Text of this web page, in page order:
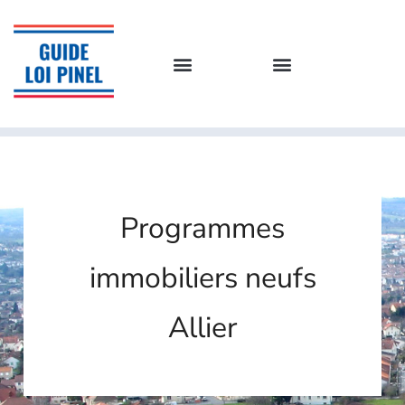
Programmes
immobiliers neufs
Allier